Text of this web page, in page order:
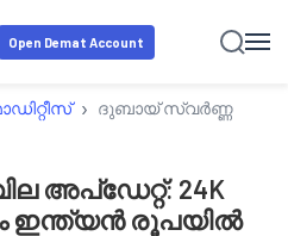
Open Demat Account
› ദുബായ് സ്വർണ്ണ വില
അപ്ഡേറ്റ്: 24K
ഇന്ത്യൻ രൂപയിൽ